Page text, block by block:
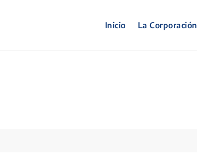
Inicio La Corporación